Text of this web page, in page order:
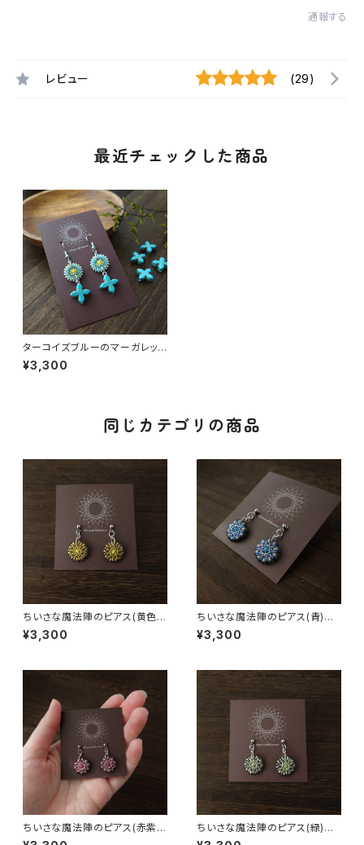
通報する
レビュー (29)
最近チェックした商品
ターコイズブルーのマーガレット
ピアス ピアス / イヤリング /
ノンホールピアス
¥3,300
同じカテゴリの商品
ちいさな魔法陣のピアス(黄色)
イヤリング / ピアス / ノンホ
ールピアス
¥3,300
ちいさな魔法陣のピアス(青)
イヤリング / ピアス / ノンホール
ピアス
¥3,300
ちいさな魔法陣のピアス(赤紫)
イヤリング / ピアス / ノンホ
ちいさな魔法陣のピアス(緑)
イヤリング / ピアス / ノンホール